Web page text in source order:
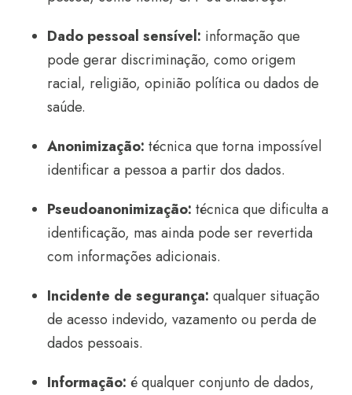
Dado pessoal sensível: informação que
pode gerar discriminação, como origem
racial, religião, opinião política ou dados de
saúde.
Anonimização: técnica que torna impossível
identificar a pessoa a partir dos dados.
Pseudoanonimização: técnica que dificulta a
identificação, mas ainda pode ser revertida
com informações adicionais.
Incidente de segurança: qualquer situação
de acesso indevido, vazamento ou perda de
dados pessoais.
Informação: é qualquer conjunto de dados,